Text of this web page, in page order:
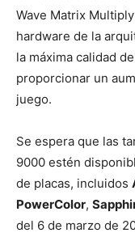
Wave Matrix
hardware de la
la máxima calidad
proporcionar un
juego.
Se espera que las
9000 estén
de placas, incluidos
PowerColor,
del 6 de marzo de